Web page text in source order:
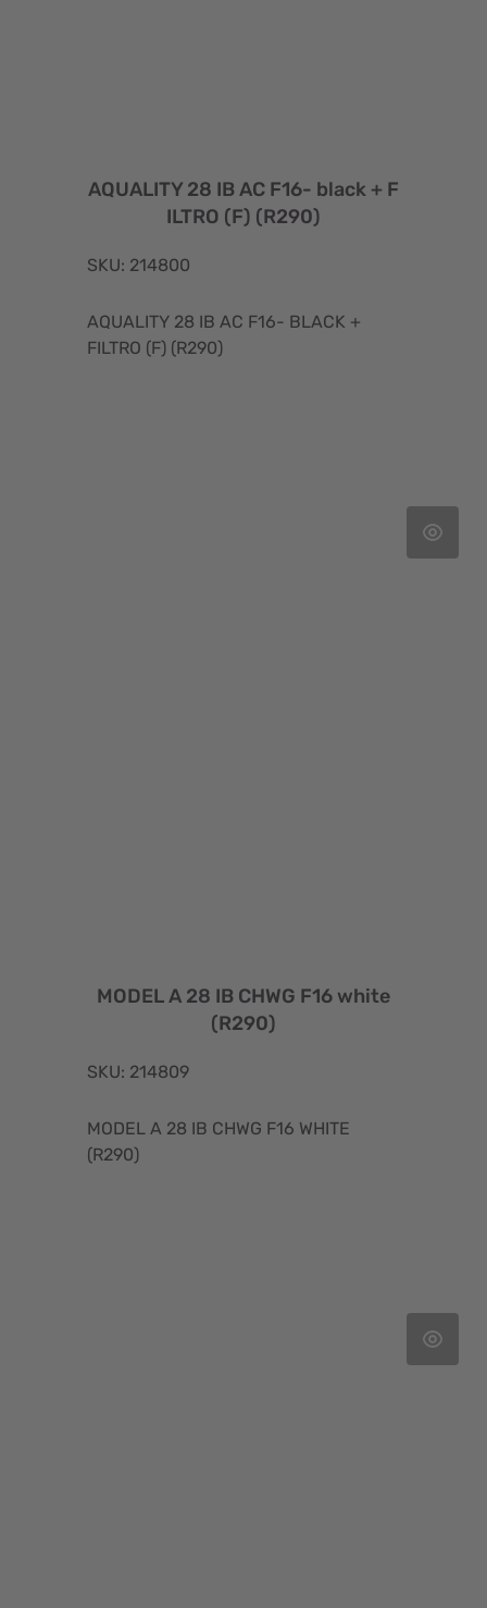
AQUALITY 28 IB AC F16- black + F
ILTRO (F) (R290)
SKU: 214800
AQUALITY 28 IB AC F16- BLACK +
FILTRO (F) (R290)
MODEL A 28 IB CHWG F16 white
(R290)
SKU: 214809
MODEL A 28 IB CHWG F16 WHITE
(R290)